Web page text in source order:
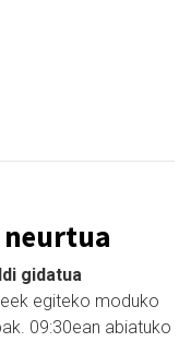
gidatua
egiteko moduko
09:30ean abiatuko